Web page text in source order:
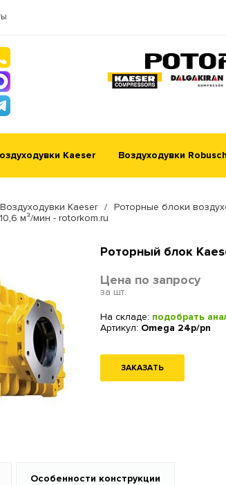
Kaeser Воздуходувки
Воздуходувки Kaeser / Роторные блоки
м³/мин - rotorkom.ru
Роторный блок
Цена по запросу
за шт.
На складе: подобрать
Артикул: Omega 24p/pn
ЗАКАЗАТЬ
Особенности конструкции